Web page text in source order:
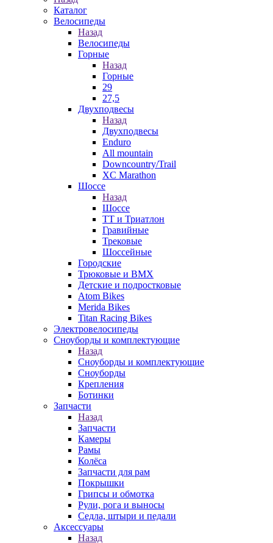
Каталог
Велосипеды
Назад
Велосипеды
Горные
Назад
Горные
29
27,5
Двухподвесы
Назад
Двухподвесы
Enduro
All mountain
Downcountry/Trail
XC Marathon
Шоссе
Назад
Шоссе
ТТ и Триатлон
Гравийные
Трековые
Шоссейные
Городские
Трюковые и BMX
Детские и подростковые
Atom Bikes
Merida Bikes
Titan Racing Bikes
Электровелосипеды
Cноуборды и комплектующие
Назад
Cноуборды и комплектующие
Сноуборды
Крепления
Ботинки
Запчасти
Назад
Запчасти
Камеры
Рамы
Колёса
Запчасти для рам
Покрышки
Грипсы и обмотка
Рули, рога и выносы
Седла, штыри и педали
Аксессуары
Назад